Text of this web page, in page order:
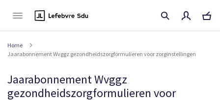
Home
Jaarabonnement Wvggz gezondheidszorgformulieren voor zorginstellingen
Jaarabonnement Wvggz
gezondheidszorgformulieren voor